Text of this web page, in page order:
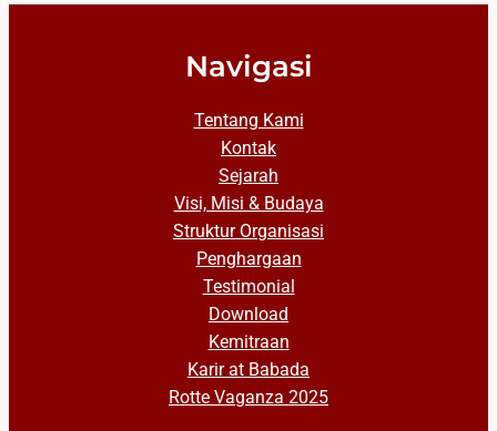
Navigasi
Tentang Kami
Kontak
Sejarah
Visi, Misi & Budaya
Struktur Organisasi
Penghargaan
Testimonial
Download
Kemitraan
Karir at Babada
Rotte Vaganza 2025